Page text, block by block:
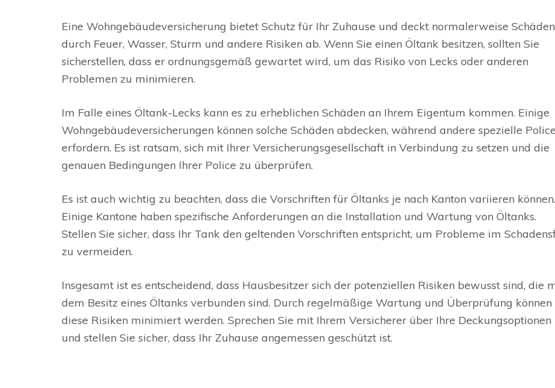
Eine Wohngebäudeversicherung bietet Schutz für Ihr Zuhause und deckt normalerweise Schäden
durch Feuer, Wasser, Sturm und andere Risiken ab. Wenn Sie einen Öltank besitzen, sollten Sie
sicherstellen, dass er ordnungsgemäß gewartet wird, um das Risiko von Lecks oder anderen
Problemen zu minimieren.
Im Falle eines Öltank-Lecks kann es zu erheblichen Schäden an Ihrem Eigentum kommen. Einige
Wohngebäudeversicherungen können solche Schäden abdecken, während andere spezielle
erfordern. Es ist ratsam, sich mit Ihrer Versicherungsgesellschaft in Verbindung zu setzen und die
genauen Bedingungen Ihrer Police zu überprüfen.
Es ist auch wichtig zu beachten, dass die Vorschriften für Öltanks je nach Kanton variieren können.
Einige Kantone haben spezifische Anforderungen an die Installation und Wartung von Öltanks.
Stellen Sie sicher, dass Ihr Tank den geltenden Vorschriften entspricht, um Probleme im
zu vermeiden.
Insgesamt ist es entscheidend, dass Hausbesitzer sich der potenziellen Risiken bewusst sind, die
dem Besitz eines Öltanks verbunden sind. Durch regelmäßige Wartung und Überprüfung können
diese Risiken minimiert werden. Sprechen Sie mit Ihrem Versicherer über Ihre Deckungsoptionen
und stellen Sie sicher, dass Ihr Zuhause angemessen geschützt ist.